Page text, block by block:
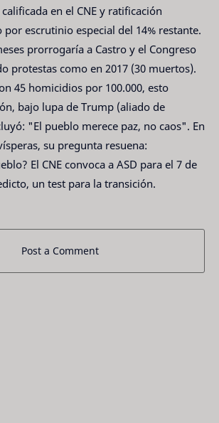
en el CNE y ratificación
escrutinio especial del 14% restante.
prorrogaría a Castro y el Congreso
protestas como en 2017 (30 muertos).
45 homicidios por 100.000, esto
bajo lupa de Trump (aliado de
"El pueblo merece paz, no caos". En
su pregunta resuena:
El CNE convoca a ASD para el 7 de
un test para la transición.
Post a Comment